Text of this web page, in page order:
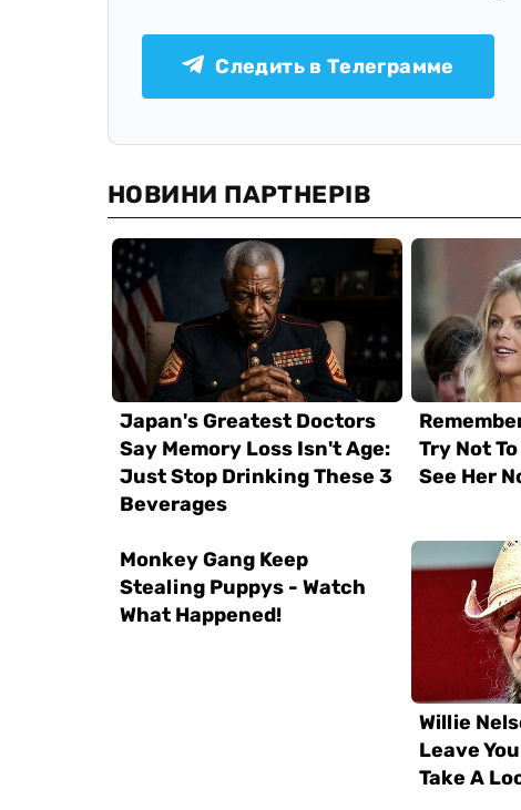
Следить в Телеграмме